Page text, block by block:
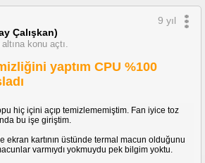
Çalışkan)
altına konu açtı.
9 yıl
yaptım CPU %100
hiç içini açıp temizlememiştim. Fan iyice toz
bu işe giriştim.
ekran kartının üstünde termal macun olduğunu
varmıydı yokmuydu pek bilgim yoktu.